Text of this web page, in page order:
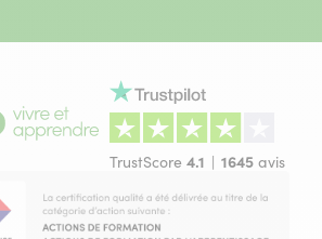
TrustScore 4.1 1645 avis